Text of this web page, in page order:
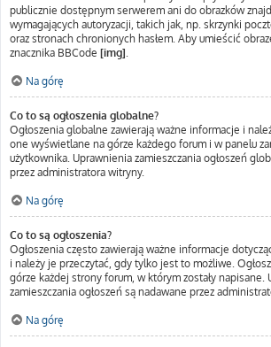
publicznie dostępnym serwerem ani do obrazków
wymagających autoryzacji, takich jak, np. skrzynki
oraz stronach chronionych hasłem. Aby umieścić
znacznika BBCode [img].
Na górę
Co to są ogłoszenia globalne?
Ogłoszenia globalne zawierają ważne informacje i
one wyświetlane na górze każdego forum i w panelu
użytkownika. Uprawnienia zamieszczania ogłoszeń
przez administratora witryny.
Na górę
Co to są ogłoszenia?
Ogłoszenia często zawierają ważne informacje
i należy je przeczytać, gdy tylko jest to możliwe.
górze każdej strony forum, w którym zostały napisane.
zamieszczania ogłoszeń są nadawane przez
Na górę